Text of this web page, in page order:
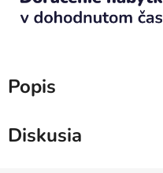
Popis
Diskusia